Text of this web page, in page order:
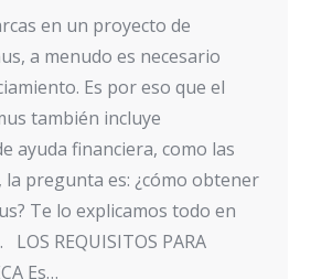
en un proyecto de
a menudo es necesario
Es por eso que el
también incluye
ayuda financiera, como las
la pregunta es: ¿cómo obtener
Te lo explicamos todo en
REQUISITOS PARA
Es…